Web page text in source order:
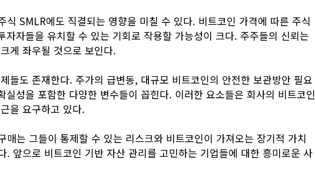
식 SMLR에도 직결되는 영향을 미칠 수 있다. 비트코인 가격에 따른 주식
자들을 유치할 수 있는 기회로 작용할 가능성이 크다. 주주들의 신뢰는
게 좌우될 것으로 보인다.
들도 존재한다. 주가의 급변동, 대규모 비트코인의 안전한 보관방안 필요
성을 포함한 다양한 변수들이 꼽힌다. 이러한 요소들은 회사의 비트코인
을 요구하고 있다.
매는 그들이 통제할 수 있는 리스크와 비트코인이 가져오는 장기적 가치
. 앞으로 비트코인 기반 자산 관리를 고민하는 기업들에 대한 흥미로운 사